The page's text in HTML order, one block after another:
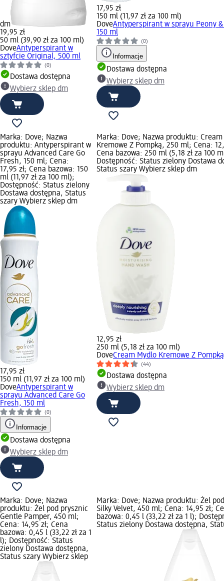
dm
19,95 zł
50 ml (39,90 zł za 100 ml)
DoveAntyperspirant w
sztyfcie Original, 500 ml
(0)
Dostawa dostępna
Wybierz sklep dm
17,95 zł
150 ml (11,97 zł za 100 ml)
DoveAntyperspirant w sprayu Peony
150 ml
(0)
Informacje
Dostawa dostępna
Wybierz sklep dm
Marka: Dove; Nazwa
produktu: Antyperspirant w
sprayu Advanced Care Go
Fresh, 150 ml; Cena:
17,95 zł; Cena bazowa: 150
ml (11,97 zł za 100 ml);
Dostępność: Status zielony
Dostawa dostępna, Status
szary Wybierz sklep dm
17,95 zł
150 ml (11,97 zł za 100 ml)
DoveAntyperspirant w
sprayu Advanced Care Go
Fresh, 150 ml
(0)
Informacje
Dostawa dostępna
Wybierz sklep dm
Marka: Dove; Nazwa produktu:
Kremowe Z Pompką, 250 ml; Cena:
Cena bazowa: 250 ml (5,18 zł za 100
Dostępność: Status zielony Dostawa
Status szary Wybierz sklep dm
12,95 zł
250 ml (5,18 zł za 100 ml)
DoveCream Mydlo Kremowe Z
(44)
Dostawa dostępna
Wybierz sklep dm
Marka: Dove; Nazwa
produktu: Żel pod prysznic
Gentle Pamper, 450 ml;
Cena: 14,95 zł; Cena
bazowa: 0,45 l (33,22 zł za 1
l); Dostępność: Status
zielony Dostawa dostępna,
Status szary Wybierz sklep
Marka: Dove; Nazwa produktu: Żel
Silky Velvet, 450 ml; Cena: 14,95 zł;
bazowa: 0,45 l (33,22 zł za 1 l);
Status zielony Dostawa dostępna,